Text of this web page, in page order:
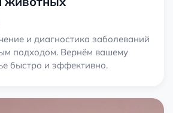
и диагностика заболеваний
подходом. Вернём вашему
быстро и эффективно.